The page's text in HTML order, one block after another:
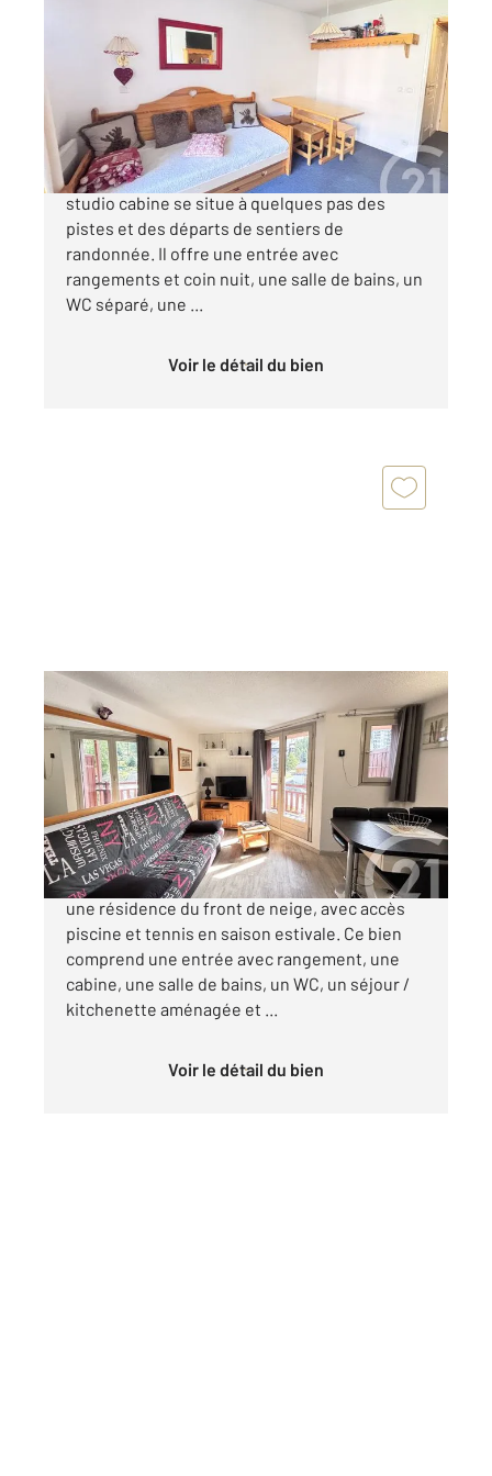
, 2 pièces
Ref : 1246
Appartement Studio Cabine à vendre
149 800 €
Situé dans un quartier animé, ce charmant
studio cabine se situe à quelques pas des
pistes et des départs de sentiers de
randonnée. Il offre une entrée avec
rangements et coin nuit, une salle de bains, un
WC séparé, une ...
Voir le détail du bien
RISOUL 05
23,09 m
, 1 pièce
Ref : 1232
Appartement Studio Cabine à vendre
162 000 €
Découvrez ce magnifique studio rénové dans
une résidence du front de neige, avec accès
piscine et tennis en saison estivale. Ce bien
comprend une entrée avec rangement, une
cabine, une salle de bains, un WC, un séjour /
kitchenette aménagée et ...
Voir le détail du bien